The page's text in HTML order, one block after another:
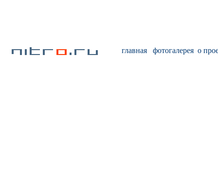
главная фотогалерея о